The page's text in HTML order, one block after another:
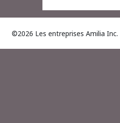
©2026 Les entreprises Amilia Inc.